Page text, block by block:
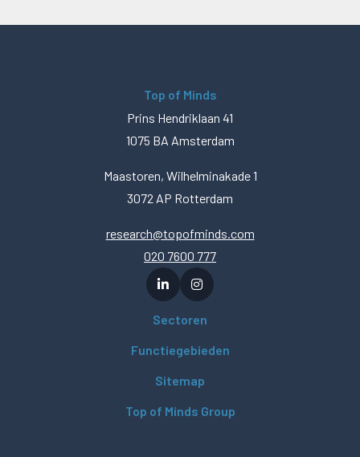
Top of Minds
Prins Hendriklaan 41
1075 BA Amsterdam
Maastoren, Wilhelminakade 1
3072 AP Rotterdam
research@topofminds.com
020 7600 777
Sectoren
Functiegebieden
Sitemap
Top of Minds Group